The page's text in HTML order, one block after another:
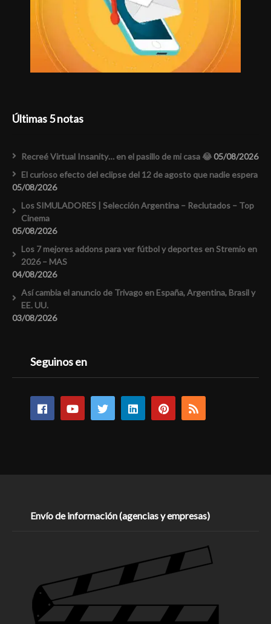
Últimas 5 notas
Recreé Virtual Insanity… en el pasillo de mi casa 😂05/08/2026
El curioso efecto del eclipse del 12 de agosto que nadie espera
05/08/2026
Los SIMULADORES | Selección Argentina – Reclutados – Top
Cinema
05/08/2026
Los 7 mejores addons para ver fútbol y deportes en Stremio en
2026 – MAS
04/08/2026
Así cambia el anuncio de Trivago en España, Argentina, Brasil y
EE. UU.
03/08/2026
Seguinos en
Envío de información (agencias y empresas)